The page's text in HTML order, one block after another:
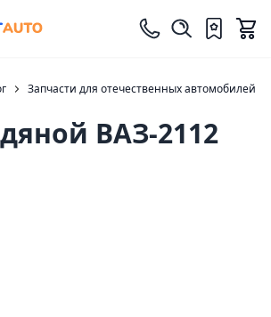
Запчасти для отечественных автомобилей
ВАЗ-2112